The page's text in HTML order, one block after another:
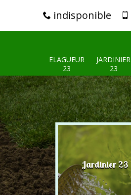
indisponible
ELAGUEUR
23
JARDINIER
23
23 Jardinier 23